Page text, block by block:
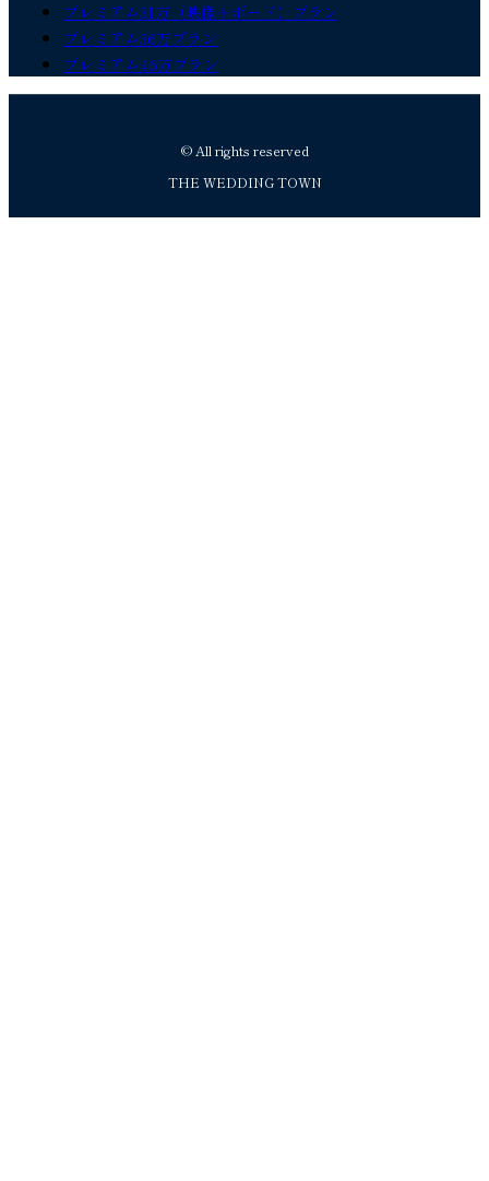
プレミアム31万（映像＋ボード）プラン
プレミアム36万プラン
プレミアム46万プラン
© All rights reserved
THE WEDDING TOWN